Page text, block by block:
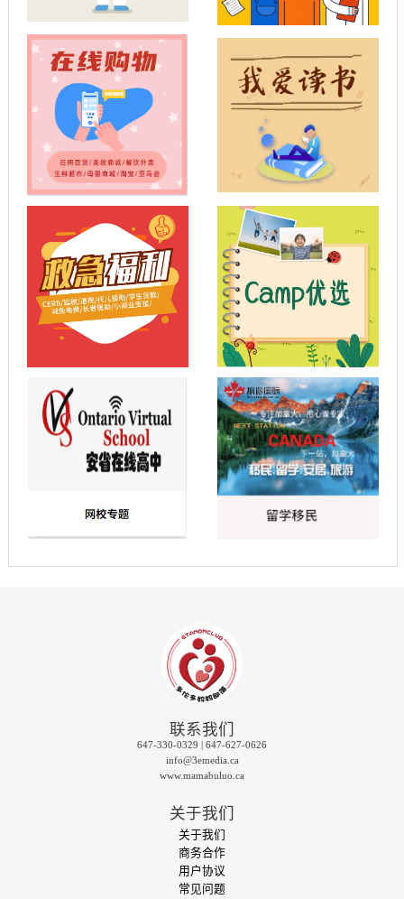
联系我们
647-330-0329 | 647-627-0626
info@3emedia.ca
www.mamabuluo.ca
关于我们
关于我们
商务合作
用户协议
常见问题